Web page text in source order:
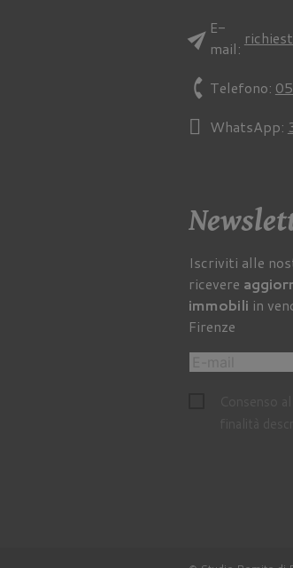
sendE-
mail:
phoneTelefono:
WhatsApp:
Iscriviti alle
ricevere
immobili in
Firenze